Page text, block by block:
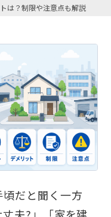
は？制限や注意点も解説
だと聞く一方